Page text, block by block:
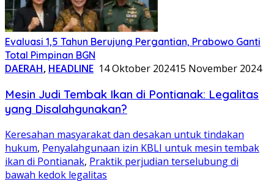
Evaluasi 1,5 Tahun Berujung Pergantian, Prabowo Ganti
Total Pimpinan BGN
DAERAH, HEADLINE 14 Oktober 202415 November 2024
Mesin Judi Tembak Ikan di Pontianak: Legalitas
yang Disalahgunakan?
Keresahan masyarakat dan desakan untuk tindakan
hukum, Penyalahgunaan izin KBLI untuk mesin tembak
ikan di Pontianak, Praktik perjudian terselubung di
bawah kedok legalitas